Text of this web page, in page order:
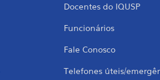
Docentes do IQUSP
Funcionários
Fale Conosco
Telefones úteis/